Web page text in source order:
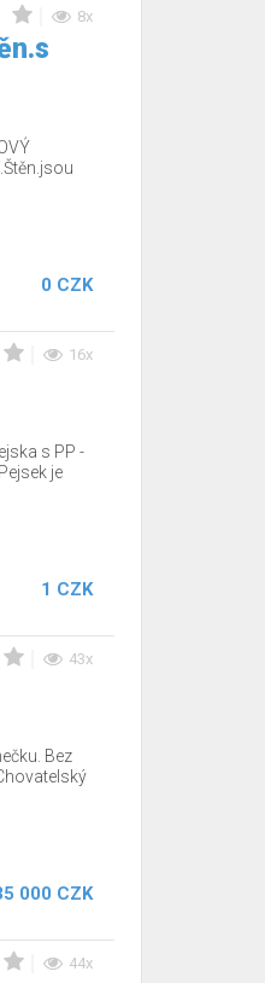
8x
0 CZK
16x
s PP -
je
1 CZK
43x
Bez
000 CZK
44x